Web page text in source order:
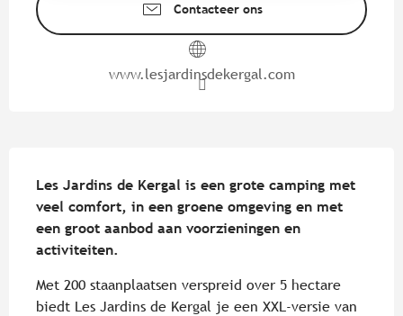
Contacteer ons
www.lesjardinsdekergal.com
Les Jardins de Kergal is een grote camping met
veel comfort, in een groene omgeving en met
een groot aanbod aan voorzieningen en
activiteiten.
Met 200 staanplaatsen verspreid over 5 hectare
biedt Les Jardins de Kergal je een XXL-versie van